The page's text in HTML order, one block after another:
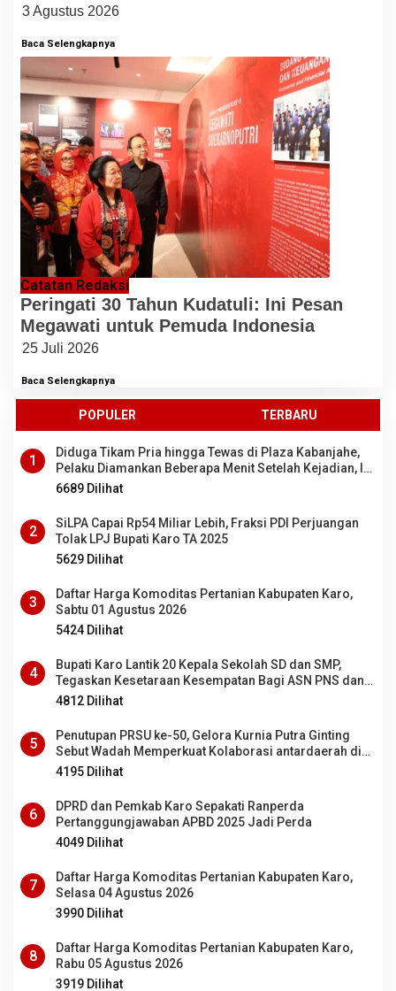
3 Agustus 2026
Baca Selengkapnya
Catatan Redaksi
Peringati 30 Tahun Kudatuli: Ini Pesan
Megawati untuk Pemuda Indonesia
25 Juli 2026
Baca Selengkapnya
POPULER TERBARU
1
Diduga Tikam Pria hingga Tewas di Plaza Kabanjahe,
Pelaku Diamankan Beberapa Menit Setelah Kejadian, Ini
Motifnya
6689 Dilihat
2
SiLPA Capai Rp54 Miliar Lebih, Fraksi PDI Perjuangan
Tolak LPJ Bupati Karo TA 2025
5629 Dilihat
3
Daftar Harga Komoditas Pertanian Kabupaten Karo,
Sabtu 01 Agustus 2026
5424 Dilihat
4
Bupati Karo Lantik 20 Kepala Sekolah SD dan SMP,
Tegaskan Kesetaraan Kesempatan Bagi ASN PNS dan
PPPK
4812 Dilihat
5
Penutupan PRSU ke-50, Gelora Kurnia Putra Ginting
Sebut Wadah Memperkuat Kolaborasi antardaerah di
Sumut
4195 Dilihat
6
DPRD dan Pemkab Karo Sepakati Ranperda
Pertanggungjawaban APBD 2025 Jadi Perda
4049 Dilihat
7
Daftar Harga Komoditas Pertanian Kabupaten Karo,
Selasa 04 Agustus 2026
3990 Dilihat
8
Daftar Harga Komoditas Pertanian Kabupaten Karo,
Rabu 05 Agustus 2026
3919 Dilihat